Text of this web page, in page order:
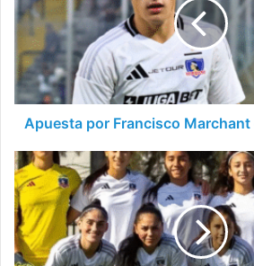
Marchant
en
Superclásico
Apuesta por Francisco Marchant
Colo
Colo
Femenino
y
Universidad
de